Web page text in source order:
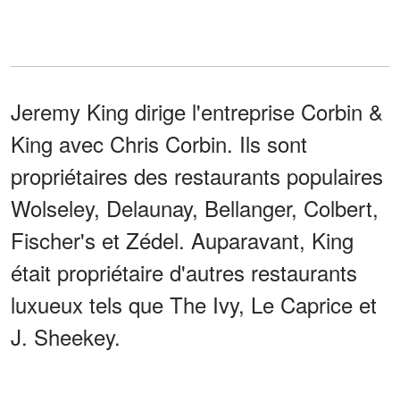
Jeremy King dirige l'entreprise Corbin &
King avec Chris Corbin. Ils sont
propriétaires des restaurants populaires
Wolseley, Delaunay, Bellanger, Colbert,
Fischer's et Zédel. Auparavant, King
était propriétaire d'autres restaurants
luxueux tels que The Ivy, Le Caprice et
J. Sheekey.